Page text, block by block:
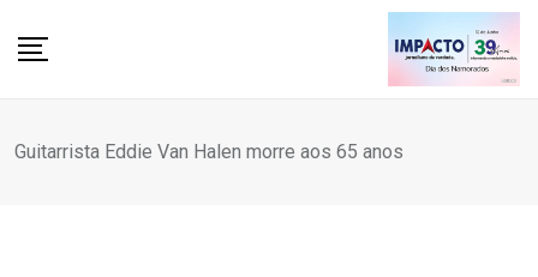
Guitarrista Eddie Van Halen morre aos 65 anos